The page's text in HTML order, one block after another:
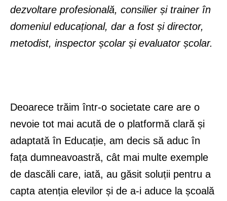
dezvoltare profesională, consilier și trainer în
domeniul educațional, dar a fost și director,
metodist, inspector școlar și evaluator școlar.
Deoarece trăim într-o societate care are o
nevoie tot mai acută de o platformă clară și
adaptată în Educație, am decis să aduc în
fața dumneavoastră, cât mai multe exemple
de dascăli care, iată, au găsit soluții pentru a
capta atenția elevilor și de a-i aduce la școală